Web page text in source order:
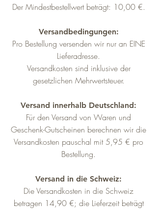
Der Mindestbestellwert beträgt: 10,00 €.
Versandbedingungen:
Pro Bestellung versenden wir nur an EINE
Lieferadresse.
Versandkosten sind inklusive der
gesetzlichen Mehrwertsteuer.
Versand innerhalb Deutschland:
Für den Versand von Waren und
Geschenk-Gutscheinen berechnen wir die
Versandkosten pauschal mit 5,95 € pro
Bestellung.
Versand in die Schweiz:
Die Versandkosten in die Schweiz
betragen 14,90 €; die Lieferzeit beträgt